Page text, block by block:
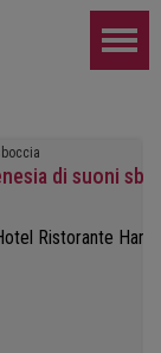
di suoni
Ristorante